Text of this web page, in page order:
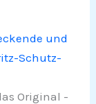
und
Schutz-
Original -